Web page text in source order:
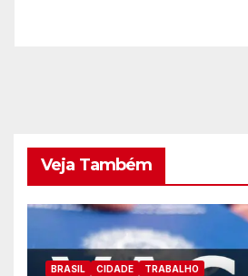
Veja Também
BRASIL CIDADE TRABALHO